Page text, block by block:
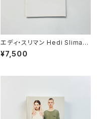
エディ・スリマン Hedi Sliman
e | Interzone - The Hedi Sl
imane Purple Book
¥7,500